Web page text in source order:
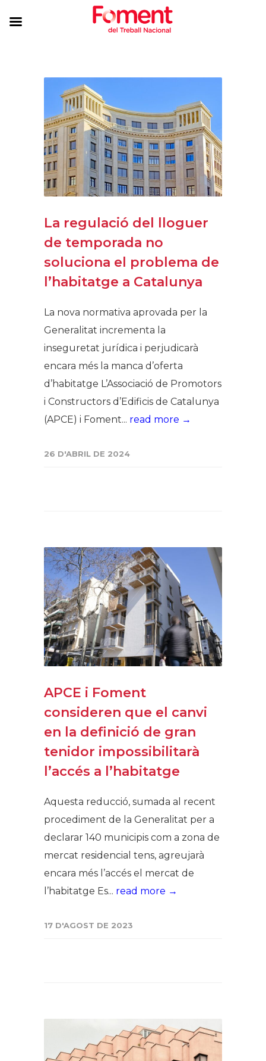
La regulació del lloguer
de temporada no
soluciona el problema de
l’habitatge a Catalunya
La nova normativa aprovada per la
Generalitat incrementa la
inseguretat jurídica i perjudicarà
encara més la manca d’oferta
d’habitatge L’Associació de Promotors
i Constructors d’Edificis de Catalunya
(APCE) i Foment... read more →
26 D'ABRIL DE 2024
APCE i Foment
consideren que el canvi
en la definició de gran
tenidor impossibilitarà
l’accés a l’habitatge
Aquesta reducció, sumada al recent
procediment de la Generalitat per a
declarar 140 municipis com a zona de
mercat residencial tens, agreujarà
encara més l’accés el mercat de
l’habitatge Es... read more →
17 D'AGOST DE 2023